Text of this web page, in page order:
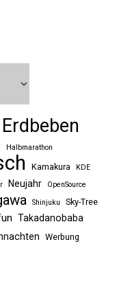
Erdbeben
Halbmarathon
Kamakura KDE
Neujahr
OpenSource
Shinjuku Sky-Tree
Takadanobaba
Werbung